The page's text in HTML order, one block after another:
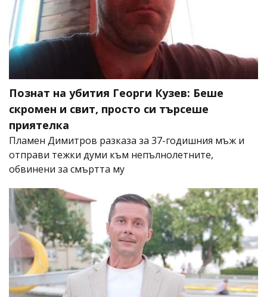
Познат на убития Георги Кузев: Беше
скромен и свит, просто си търсеше
приятелка
Пламен Димитров разказа за 37-годишния мъж и
отправи тежки думи към непълнолетните,
обвинени за смъртта му